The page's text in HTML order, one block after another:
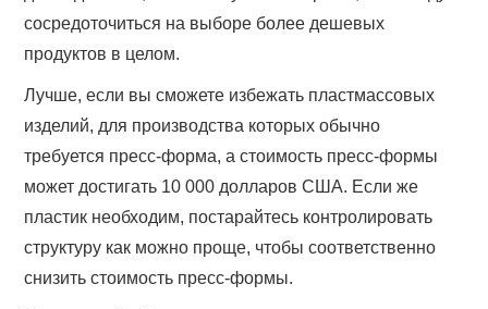
сосредоточиться на выборе более дешевых
продуктов в целом.
Лучше, если вы сможете избежать пластмассовых
изделий, для производства которых обычно
требуется пресс-форма, а стоимость пресс-формы
может достигать 10 000 долларов США. Если же
пластик необходим, постарайтесь контролировать
структуру как можно проще, чтобы соответственно
снизить стоимость пресс-формы.